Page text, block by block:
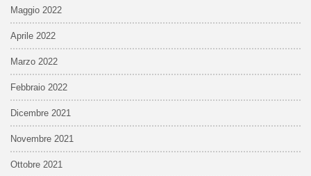
Maggio 2022
Aprile 2022
Marzo 2022
Febbraio 2022
Dicembre 2021
Novembre 2021
Ottobre 2021